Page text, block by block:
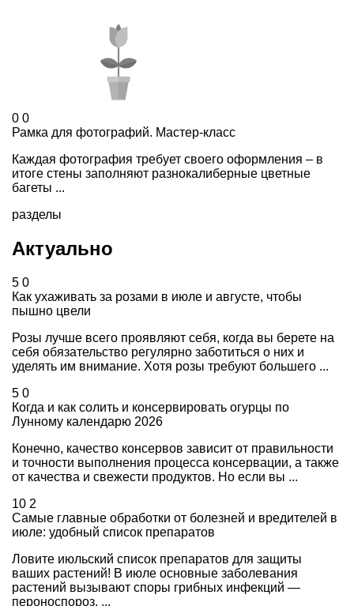
0 0
Рамка для фотографий. Мастер-класс
Каждая фотография требует своего оформления – в
итоге стены заполняют разнокалиберные цветные
багеты ...
разделы
Актуально
5 0
Как ухаживать за розами в июле и августе, чтобы
пышно цвели
Розы лучше всего проявляют себя, когда вы берете на
себя обязательство регулярно заботиться о них и
уделять им внимание. Хотя розы требуют большего ...
5 0
Когда и как солить и консервировать огурцы по
Лунному календарю 2026
Конечно, качество консервов зависит от правильности
и точности выполнения процесса консервации, а также
от качества и свежести продуктов. Но если вы ...
10 2
Самые главные обработки от болезней и вредителей в
июле: удобный список препаратов
Ловите июльский список препаратов для защиты
ваших растений! В июле основные заболевания
растений вызывают споры грибных инфекций —
пероноспороз, ...